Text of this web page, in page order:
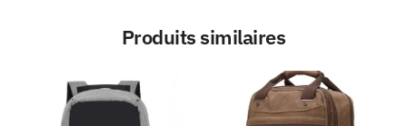
Produits similaires